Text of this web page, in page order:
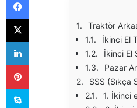
Traktör
İkinci El
İkinci El
Pazar
SSS (Sıkça
1. İkinci
X
LinkedIn
Pinterest
Skype